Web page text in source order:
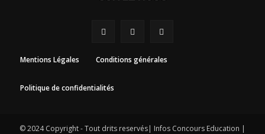
Mentions Légales Conditions générales
Politique de confidentialités
© 2024 Copyright - Tout drits reservés| Infos Concours Education |